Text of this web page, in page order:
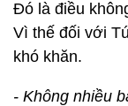
Đó là điều
Vì thế đối với
khó khăn.
- Không nhiều